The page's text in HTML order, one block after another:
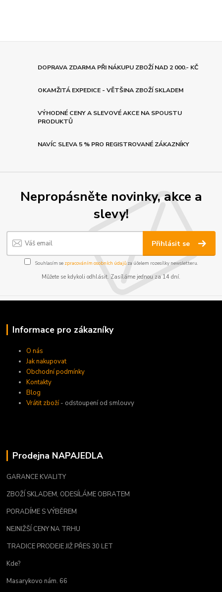
DOPRAVA ZDARMA PŘI NÁKUPU ZBOŽÍ NAD 2 000.- KČ
OKAMŽITÁ EXPEDICE - VĚTŠINA ZBOŽÍ SKLADEM
VÝHODNÉ CENY A SLEVOVÉ AKCE NA SPOUSTU
PRODUKTŮ
NAVÍC SLEVA 5 % PRO REGISTROVANÉ ZÁKAZNÍKY
Nepropásněte novinky, akce a
slevy!
Přihlásit se
Souhlasím se zpracováním osobních údajůza účelem rozesílky newsletteru.
Můžete se kdykoli odhlásit. Zasíláme jednou za 14 dní.
Informace pro zákazníky
O nás
Jak nakupovat
Obchodní podmínky
Kontakty
Blog
Vrátit zboží- odstoupení od smlouvy
Prodejna NAPAJEDLA
GARANCE KVALITY
ZBOŽÍ SKLADEM, ODESÍLÁME OBRATEM
PORADÍME S VÝBĚREM
NEJNIŽŠÍ CENY NA TRHU
TRADICE PRODEJE JIŽ PŘES 30 LET
Kde?
Masarykovo nám. 66